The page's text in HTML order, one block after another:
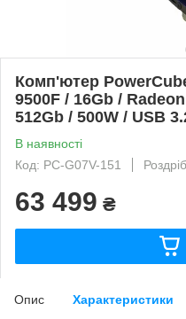
Комп'ютер
9500F / 16Gb /
512Gb / 500W / USB
В наявності
Код: PC-G07V-151
Роздріб
63 499 ₴
Опис Характеристики